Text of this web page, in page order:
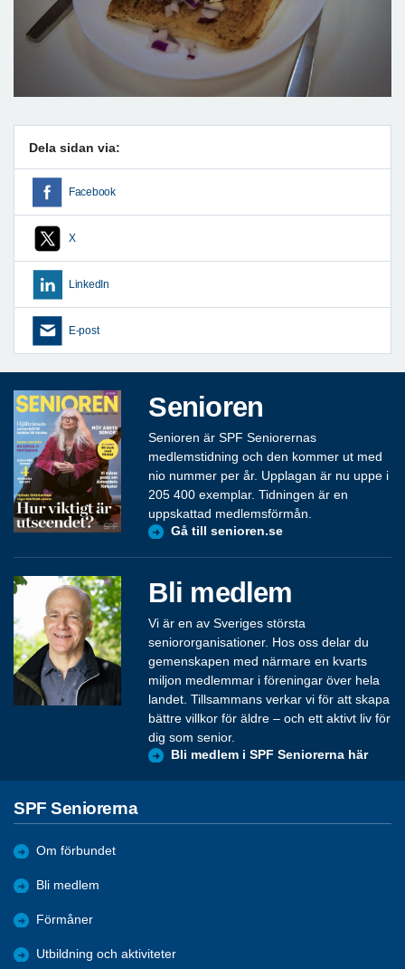
Dela sidan via:
Facebook
X
LinkedIn
E-post
Senioren
Senioren är SPF Seniorernas
medlemstidning och den kommer ut med
nio nummer per år. Upplagan är nu uppe i
205 400 exemplar. Tidningen är en
uppskattad medlemsförmån.
Gå till senioren.se
Bli medlem
Vi är en av Sveriges största
seniororganisationer. Hos oss delar du
gemenskapen med närmare en kvarts
miljon medlemmar i föreningar över hela
landet. Tillsammans verkar vi för att skapa
bättre villkor för äldre – och ett aktivt liv för
dig som senior.
Bli medlem i SPF Seniorerna här
SPF Seniorerna
Om förbundet
Bli medlem
Förmåner
Utbildning och aktiviteter